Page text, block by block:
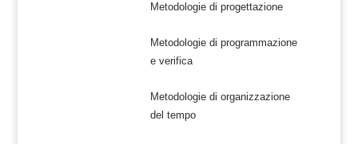
Metodologie di progettazione
Metodologie di programmazione
e verifica
Metodologie di organizzazione
del tempo